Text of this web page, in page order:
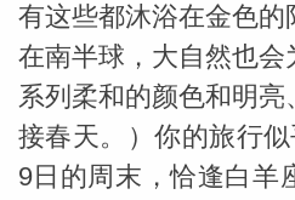
网_苏珊
有这些都沐浴在金色
在南半球，大自然也
系列柔和的颜色和明
接春天。）你的旅行
9日的周末，恰逢白羊